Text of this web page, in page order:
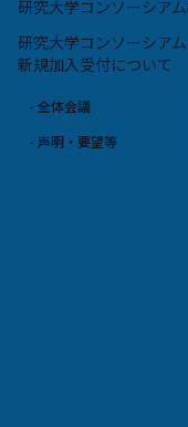
研究大学コンソーシア
研究大学コンソーシア
新規加入受付について
- 全体会議
- 声明・要望等